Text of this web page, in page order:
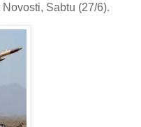
Sabtu (27/6).